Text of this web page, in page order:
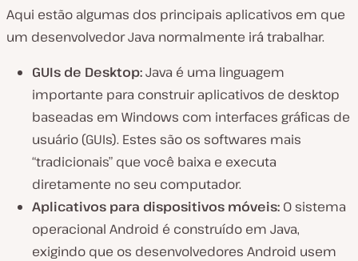
Aqui estão algumas dos principais aplicativos em que
um desenvolvedor Java normalmente irá trabalhar.
GUIs de Desktop:Java é uma linguagem
importante para construir aplicativos de desktop
baseadas em Windows com interfaces gráficas de
usuário (GUIs). Estes são os softwares mais
“tradicionais” que você baixa e executa
diretamente no seu computador.
Aplicativos para dispositivos móveis: O sistema
operacional Android é construído em Java,
exigindo que os desenvolvedores Android usem